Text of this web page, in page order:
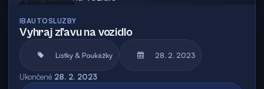
IBAUTOSLUZBY
Vyhraj zľavu na vozidlo
Lístky & Poukážky 28. 2. 2023
Ukončené 28. 2. 2023